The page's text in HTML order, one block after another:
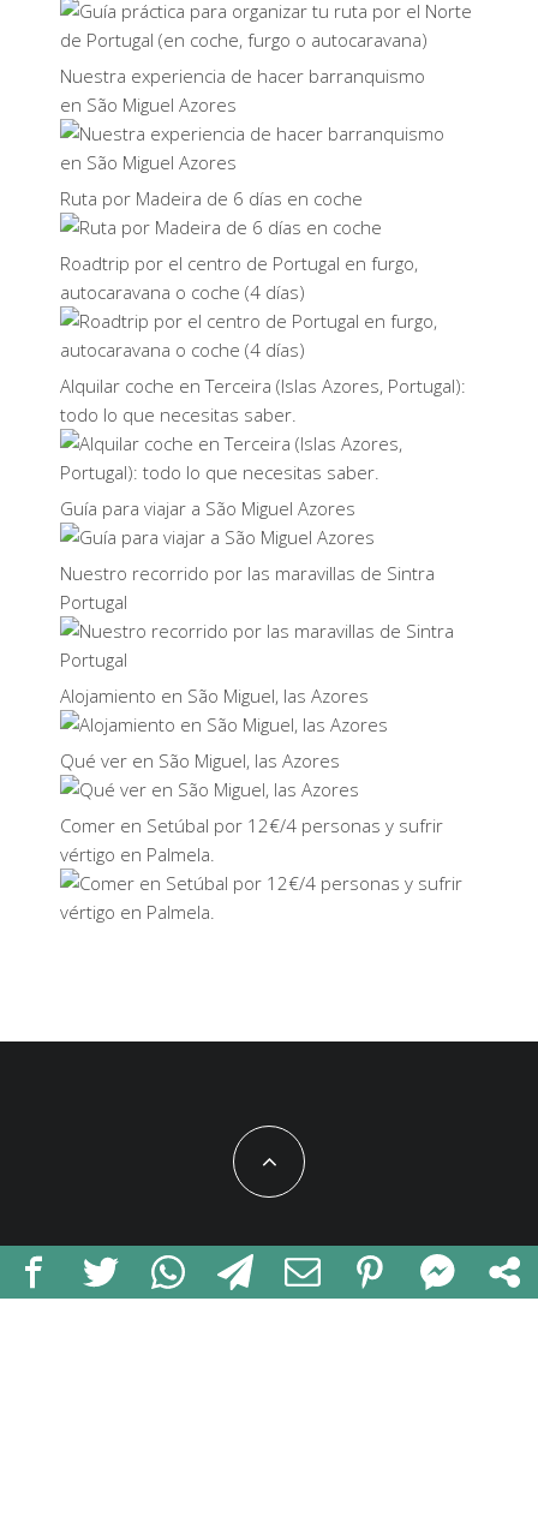
Nuestra experiencia de hacer barranquismo
en São Miguel Azores
Ruta por Madeira de 6 días en coche
Roadtrip por el centro de Portugal en furgo,
autocaravana o coche (4 días)
Alquilar coche en Terceira (Islas Azores, Portugal):
todo lo que necesitas saber.
Guía para viajar a São Miguel Azores
Nuestro recorrido por las maravillas de Sintra
Portugal
Alojamiento en São Miguel, las Azores
Qué ver en São Miguel, las Azores
Comer en Setúbal por 12€/4 personas y sufrir
vértigo en Palmela.